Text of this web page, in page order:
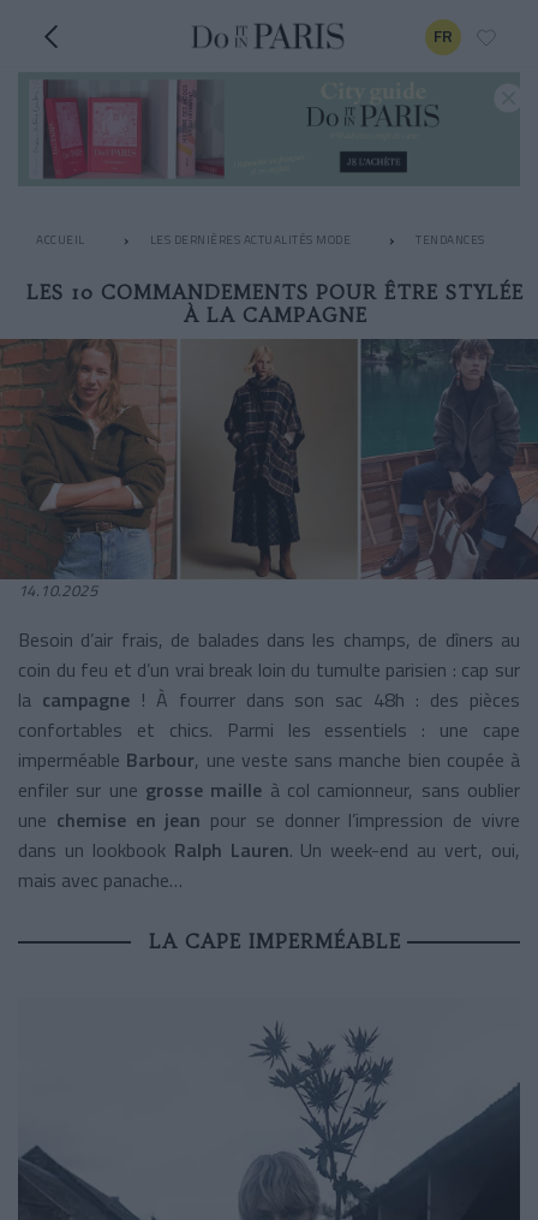
FR
ACCUEIL LES DERNIÈRES ACTUALITÉS MODE TENDANCES
LES 10 COMMANDEMENTS POUR ÊTRE STYLÉE
À LA CAMPAGNE
14.10.2025
Besoin d’air frais, de balades dans les champs, de dîners au
coin du feu et d’un vrai break loin du tumulte parisien : cap sur
la campagne ! À fourrer dans son sac 48h : des pièces
confortables et chics. Parmi les essentiels : une cape
imperméable Barbour, une veste sans manche bien coupée à
enfiler sur une grosse maille à col camionneur, sans oublier
une chemise en jean pour se donner l’impression de vivre
dans un lookbook Ralph Lauren. Un week-end au vert, oui,
mais avec panache…
LA CAPE IMPERMÉABLE